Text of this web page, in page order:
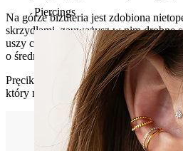
Piercings
Na górze biżuteria jest zdobiona
skrzydłami, zauważysz w nim drobne
uszy czy też jamę ustną. Dolna część
o średnicy 3 mm.
Pręcik jest wykonany ze stali
który następnie został pokryty